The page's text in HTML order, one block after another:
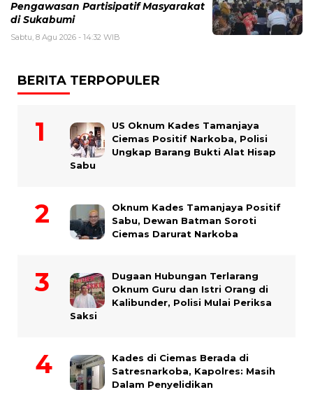
Pengawasan Partisipatif Masyarakat
di Sukabumi
Sabtu, 8 Agu 2026 - 14:32 WIB
BERITA TERPOPULER
US Oknum Kades Tamanjaya
Ciemas Positif Narkoba, Polisi
Ungkap Barang Bukti Alat Hisap
Sabu
Oknum Kades Tamanjaya Positif
Sabu, Dewan Batman Soroti
Ciemas Darurat Narkoba
Dugaan Hubungan Terlarang
Oknum Guru dan Istri Orang di
Kalibunder, Polisi Mulai Periksa
Saksi
Kades di Ciemas Berada di
Satresnarkoba, Kapolres: Masih
Dalam Penyelidikan